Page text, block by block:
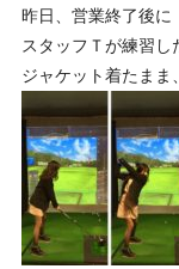
昨日、営業終了後に
スタッフＴが練習し
ジャケット着たまま